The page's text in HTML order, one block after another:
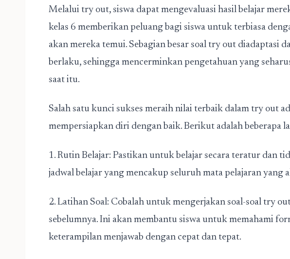
Melalui try out, siswa dapat mengevaluasi hasil belajar
kelas 6 memberikan peluang bagi siswa untuk terbiasa
akan mereka temui. Sebagian besar soal try out diadaptasi
berlaku, sehingga mencerminkan pengetahuan yang
saat itu.
Salah satu kunci sukses meraih nilai terbaik dalam try out
mempersiapkan diri dengan baik. Berikut adalah beberapa
1. Rutin Belajar: Pastikan untuk belajar secara teratur dan
jadwal belajar yang mencakup seluruh mata pelajaran yang
2. Latihan Soal: Cobalah untuk mengerjakan soal-soal try
sebelumnya. Ini akan membantu siswa untuk memahami
keterampilan menjawab dengan cepat dan tepat.